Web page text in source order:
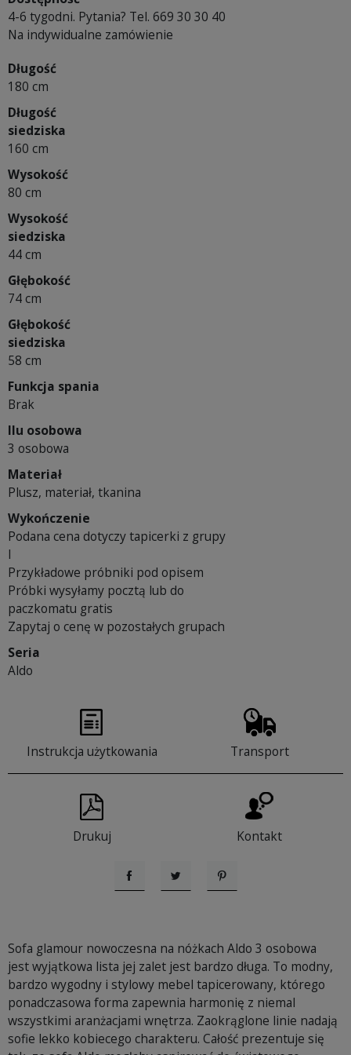
4-6 tygodni. Pytania? Tel. 669 30 30 40
Na indywidualne zamówienie
Długość
180 cm
Długość
siedziska
160 cm
Wysokość
80 cm
Wysokość
siedziska
44 cm
Głębokość
74 cm
Głębokość
siedziska
58 cm
Funkcja spania
Brak
Ilu osobowa
3 osobowa
Materiał
Plusz, materiał, tkanina
Wykończenie
Podana cena dotyczy tapicerki z grupy
I
Przykładowe próbniki pod opisem
Próbki wysyłamy pocztą lub do
paczkomatu gratis
Zapytaj o cenę w pozostałych grupach
Seria
Aldo
Instrukcja użytkowania Transport
Drukuj Kontakt
UdostępnijTweetujPinterest
Sofa glamour nowoczesna na nóżkach Aldo 3 osobowa
jest wyjątkowa lista jej zalet jest bardzo długa. To modny,
bardzo wygodny i stylowy mebel tapicerowany, którego
ponadczasowa forma zapewnia harmonię z niemal
wszystkimi aranżacjami wnętrza. Zaokrąglone linie nadają
sofie lekko kobiecego charakteru. Całość prezentuje się